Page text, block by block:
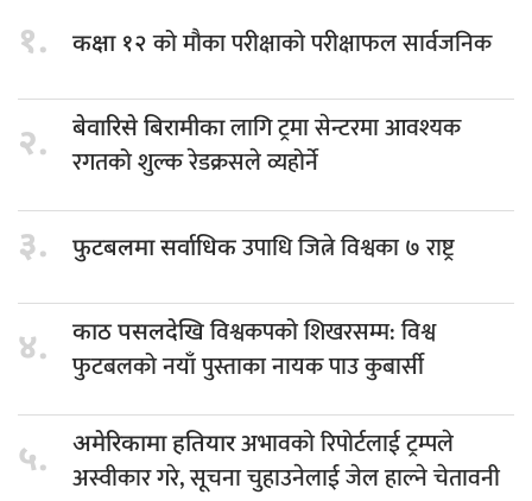
१. कक्षा १२को मौका परीक्षाको परीक्षाफल सार्वजनिक
२. बेवारिसे बिरामीकालागि ट्रमा सेन्टरमा आवश्यक
रगतको शुल्क रेडक्रसले व्यहोर्ने
३. फुटबलमा सर्वाधिकउपाधि जित्ने विश्वका ७ राष्ट्र
४. काठ पसलदेखिविश्वकपको शिखरसम्म: विश्व
फुटबलको नयाँ पुस्ताका नायक पाउ कुबार्सी
५. अमेरिकामा हतियारअभावको रिपोर्टलाई ट्रम्पले
अस्वीकार गरे, सूचना चुहाउनेलाई जेल हाल्ने चेतावनी